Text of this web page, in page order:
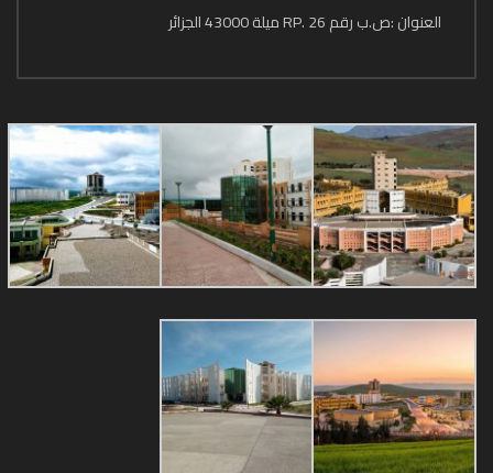
العنوان :ص.ب رقم 26 .RP ميلة 43000 الجزائر